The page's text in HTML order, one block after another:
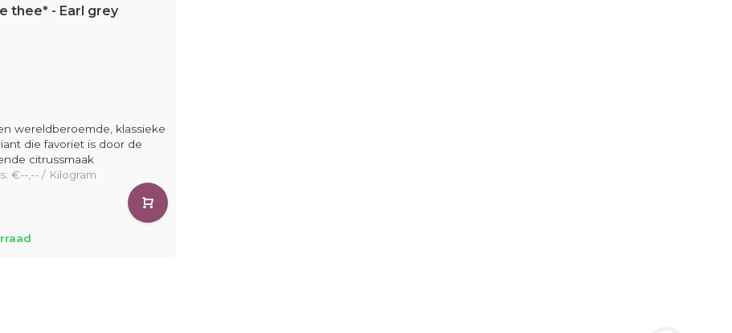
thee* - Earl grey
wereldberoemde, klassieke
die favoriet is door de
citrussmaak
€--,-- / Kilogram